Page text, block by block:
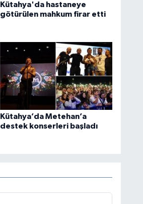
Kütahya'da hastaneye
götürülen mahkum firar etti
Kütahya’da Metehan’a
destek konserleri başladı